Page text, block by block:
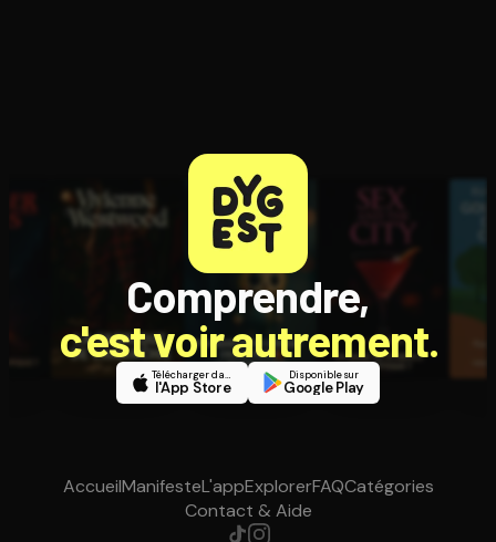
Comprendre,
c'est voir autrement.
Télécharger dans
l'App Store
Disponible sur
Google Play
AccueilManifesteL'appExplorerFAQCatégories
Contact & Aide